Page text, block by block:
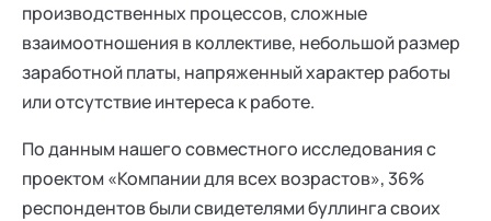
производственных процессов, сложные
взаимоотношения в коллективе, небольшой размер
заработной платы, напряженный характер работы
или отсутствие интереса к работе.
По данным нашего совместного исследования с
проектом «Компании для всех возрастов», 36%
респондентов были свидетелями буллинга своих